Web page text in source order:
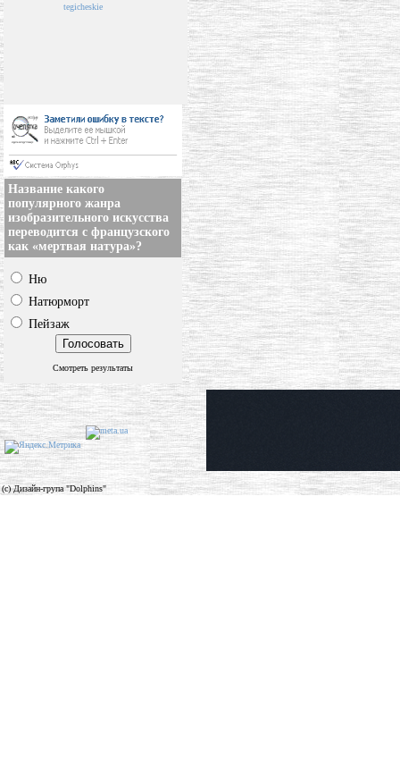
tegicheskie
Название какого
популярного жанра
изобразительного искусства
переводится с французского
как «мертвая натура»?
Ню
Натюрморт
Пейзаж
Смотреть результаты
(c) Дизайн-група "Dolphins"